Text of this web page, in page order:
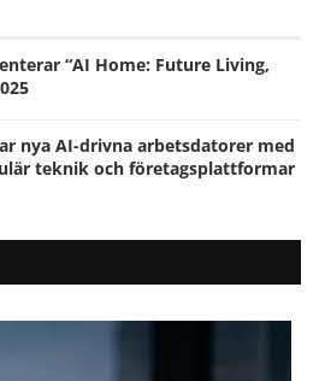
“AI Home: Future Living,
nya AI-drivna arbetsdatorer med
teknik och företagsplattformar